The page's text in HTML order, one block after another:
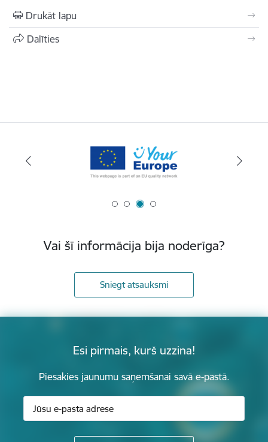
Drukāt lapu
Dalīties
Vai šī informācija bija noderīga?
Sniegt atsauksmi
Esi pirmais, kurš uzzina!
Piesakies jaunumu saņemšanai savā e-pastā.